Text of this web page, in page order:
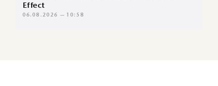
Effect
06.08.2026 — 10:58